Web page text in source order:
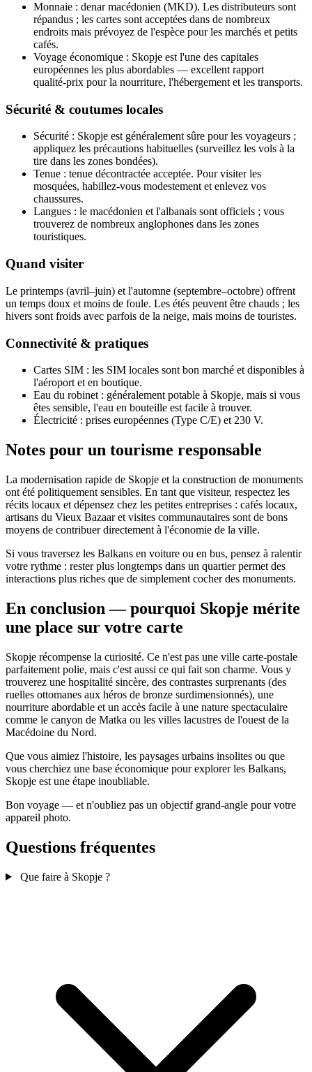
Monnaie : denar macédonien (MKD). Les distributeurs sont
répandus ; les cartes sont acceptées dans de nombreux
endroits mais prévoyez de l'espèce pour les marchés et petits
cafés.
Voyage économique : Skopje est l'une des capitales
européennes les plus abordables — excellent rapport
qualité‑prix pour la nourriture, l'hébergement et les transports.
Sécurité & coutumes locales
Sécurité : Skopje est généralement sûre pour les voyageurs ;
appliquez les précautions habituelles (surveillez les vols à la
tire dans les zones bondées).
Tenue : tenue décontractée acceptée. Pour visiter les
mosquées, habillez‑vous modestement et enlevez vos
chaussures.
Langues : le macédonien et l'albanais sont officiels ; vous
trouverez de nombreux anglophones dans les zones
touristiques.
Quand visiter
Le printemps (avril–juin) et l'automne (septembre–octobre) offrent
un temps doux et moins de foule. Les étés peuvent être chauds ; les
hivers sont froids avec parfois de la neige, mais moins de touristes.
Connectivité & pratiques
Cartes SIM : les SIM locales sont bon marché et disponibles à
l'aéroport et en boutique.
Eau du robinet : généralement potable à Skopje, mais si vous
êtes sensible, l'eau en bouteille est facile à trouver.
Électricité : prises européennes (Type C/E) et 230 V.
Notes pour un tourisme responsable
La modernisation rapide de Skopje et la construction de monuments
ont été politiquement sensibles. En tant que visiteur, respectez les
récits locaux et dépensez chez les petites entreprises : cafés locaux,
artisans du Vieux Bazaar et visites communautaires sont de bons
moyens de contribuer directement à l'économie de la ville.
Si vous traversez les Balkans en voiture ou en bus, pensez à ralentir
votre rythme : rester plus longtemps dans un quartier permet des
interactions plus riches que de simplement cocher des monuments.
En conclusion — pourquoi Skopje mérite
une place sur votre carte
Skopje récompense la curiosité. Ce n'est pas une ville carte‑postale
parfaitement polie, mais c'est aussi ce qui fait son charme. Vous y
trouverez une hospitalité sincère, des contrastes surprenants (des
ruelles ottomanes aux héros de bronze surdimensionnés), une
nourriture abordable et un accès facile à une nature spectaculaire
comme le canyon de Matka ou les villes lacustres de l'ouest de la
Macédoine du Nord.
Que vous aimiez l'histoire, les paysages urbains insolites ou que
vous cherchiez une base économique pour explorer les Balkans,
Skopje est une étape inoubliable.
Bon voyage — et n'oubliez pas un objectif grand‑angle pour votre
appareil photo.
Questions fréquentes
Que faire à Skopje ?